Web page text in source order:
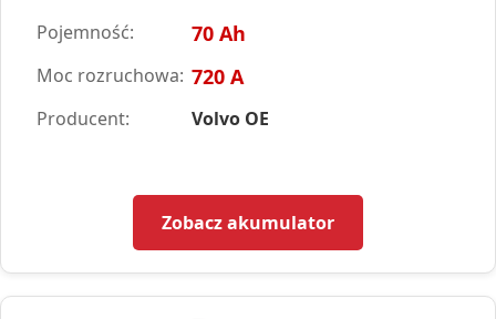
Pojemność: 70 Ah
Moc rozruchowa: 720 A
Producent: Volvo OE
Zobacz akumulator